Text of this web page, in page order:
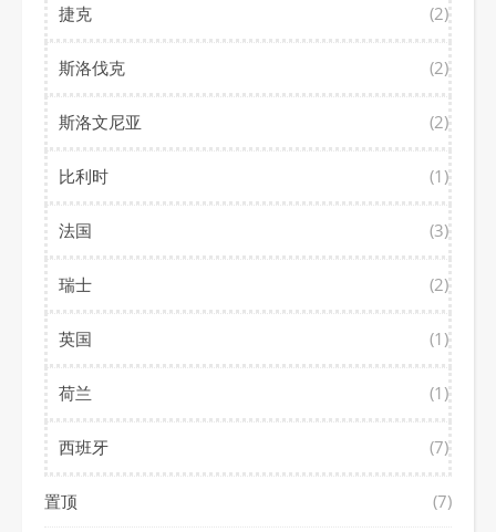
捷克 (2)
斯洛伐克 (2)
斯洛文尼亚 (2)
比利时 (1)
法国 (3)
瑞士 (2)
英国 (1)
荷兰 (1)
西班牙 (7)
置顶 (7)